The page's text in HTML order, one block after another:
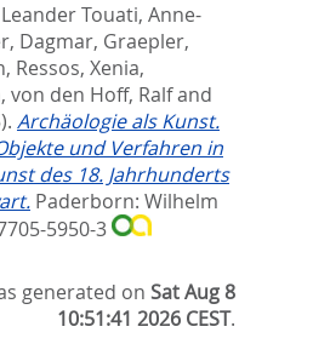
Leander Touati, Anne-
Dagmar, Graepler,
, Ressos, Xenia,
, von den Hoff, Ralfand
Archäologie als Kunst.
und Verfahren in
des 18. Jahrhunderts
Paderborn: Wilhelm
5950-3
generated onSat Aug 8
10:51:41 2026 CEST.